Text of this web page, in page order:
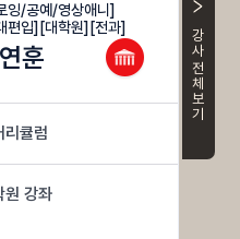
잉/공예/영상애니]
편입][대학원][전과]
훈
리큘럼
원 강좌
강사 전체